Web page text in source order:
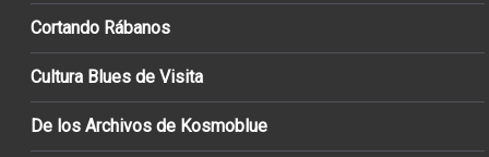
Cortando Rábanos
Cultura Blues de Visita
De los Archivos de Kosmoblue